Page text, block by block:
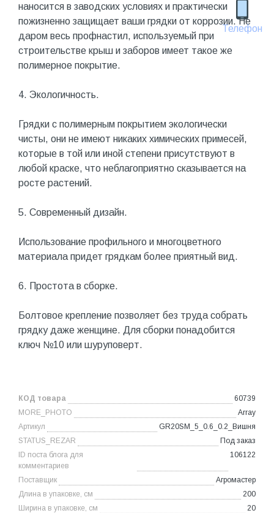
Телефон
наносится в заводских условиях и практически
пожизненно защищает ваши грядки от коррозии. Не
даром весь профнастил, используемый при
строительстве крыш и заборов имеет такое же
полимерное покрытие.
4. Экологичность.
Грядки с полимерным покрытием экологически
чисты, они не имеют никаких химических примесей,
которые в той или иной степени присутствуют в
любой краске, что неблагоприятно сказывается на
росте растений.
5. Современный дизайн.
Использование профильного и многоцветного
материала придет грядкам более приятный вид.
6. Простота в сборке.
Болтовое крепление позволяет без труда собрать
грядку даже женщине. Для сборки понадобится
ключ №10 или шуруповерт.
КОД товара
60739
MORE_PHOTO
Array
Артикул
GR20SM_5_0.6_0.2_Вишня
STATUS_REZAR
Под заказ
ID поста блога для
комментариев
106122
Поставщик
Агромастер
Длина в упаковке, см
200
Ширина в упаковке, см
20